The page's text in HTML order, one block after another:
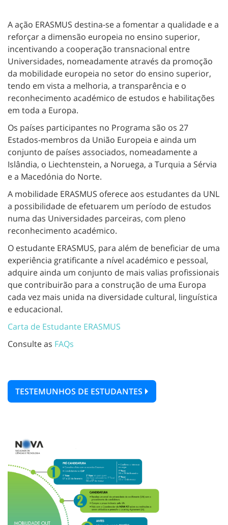
A ação ERASMUS destina-se a fomentar a qualidade e a
reforçar a dimensão europeia no ensino superior,
incentivando a cooperação transnacional entre
Universidades, nomeadamente através da promoção
da mobilidade europeia no setor do ensino superior,
tendo em vista a melhoria, a transparência e o
reconhecimento académico de estudos e habilitações
em toda a Europa.
Os países participantes no Programa são os 27
Estados-membros da União Europeia e ainda um
conjunto de países associados, nomeadamente a
Islândia, o Liechtenstein, a Noruega, a Turquia a Sérvia
e a Macedónia do Norte.
A mobilidade ERASMUS oferece aos estudantes da UNL
a possibilidade de efetuarem um período de estudos
numa das Universidades parceiras, com pleno
reconhecimento académico.
O estudante ERASMUS, para além de beneficiar de uma
experiência gratificante a nível académico e pessoal,
adquire ainda um conjunto de mais valias profissionais
que contribuirão para a construção de uma Europa
cada vez mais unida na diversidade cultural, linguística
e educacional.
Carta de Estudante ERASMUS
Consulte as FAQs
TESTEMUNHOS DE ESTUDANTES